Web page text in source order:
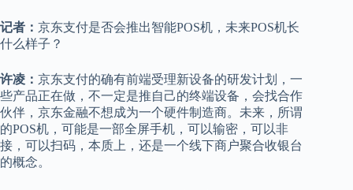
记者： 京东支付是否会推出智能POS机，未来POS机长
什么样子？
许凌： 京东支付的确有前端受理新设备的研发计划，一
些产品正在做，不一定是推自己的终端设备，会找合作
伙伴，京东金融不想成为一个硬件制造商。未来，所谓
的POS机，可能是一部全屏手机，可以输密，可以非
接，可以扫码，本质上，还是一个线下商户聚合收银台
的概念。